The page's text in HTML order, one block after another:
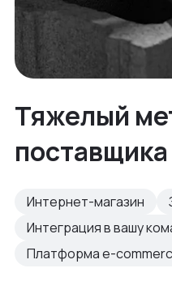
Тяжелый
Интернет-магазин
Интеграция в вашу
Платформа e-